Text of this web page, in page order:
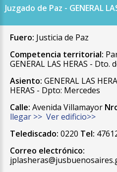
Juzgado de Paz - GENERAL
Fuero: Justicia de Paz
Competencia territorial:
GENERAL LAS HERAS - Dto.
Asiento: GENERAL LAS
HERAS - Dpto: Mercedes
Calle: Avenida Villamayor
llegar >> Ver edificio>>
Telediscado: 0220 Tel:
Correo electrónico: